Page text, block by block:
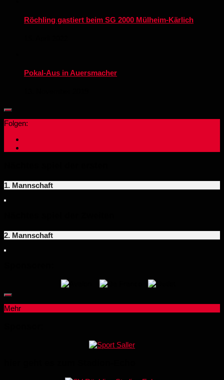
Röchling gastiert beim SG 2000 Mülheim-Kärlich
Pokal-Aus in Auersmacher
Folgen:
1. Mannschaft
2. Mannschaft
Mehr